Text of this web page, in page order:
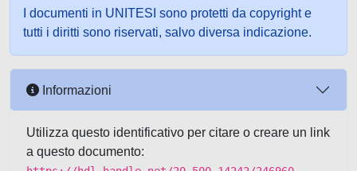
I documenti in UNITESI sono protetti da copyright e
tutti i diritti sono riservati, salvo diversa indicazione.
Informazioni
Utilizza questo identificativo per citare o creare un link
a questo documento: